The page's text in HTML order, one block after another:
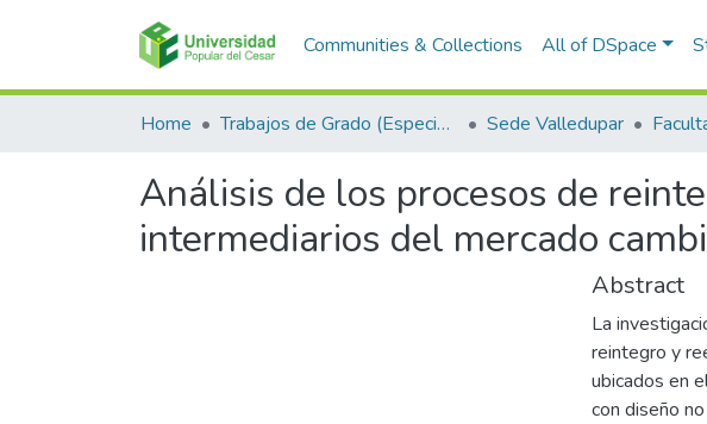
Communities & Collections All of DSpace
Home Trabajos de Grado (Especializaciones y Pregrados) Sede Valledupar
Análisis de los procesos de
intermediarios del mercado
Abstract
La
reintegro y
ubicados en
con diseño